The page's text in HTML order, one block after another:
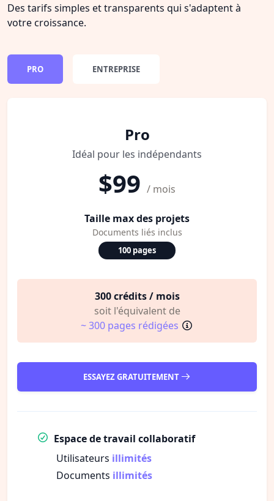
Des tarifs simples et transparents qui s'adaptent à
votre croissance.
PRO ENTREPRISE
Pro
Idéal pour les indépendants
$99 / mois
Taille max des projets
Documents liés inclus
100 pages
300 crédits / mois
soit l'équivalent de
~ 300 pages rédigées
ESSAYEZ GRATUITEMENT
Espace de travail collaboratif
Utilisateurs illimités
Documents illimités